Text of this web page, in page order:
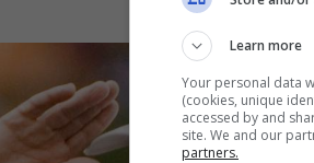
Learn more
Your personal data
(cookies, unique
accessed by and
site. We and our
partners.